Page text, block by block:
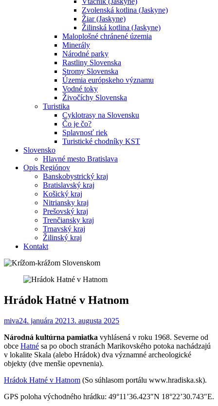
Zvolenská kotlina (Jaskyne)
Žiar (Jaskyne)
Žilinská kotlina (Jaskyne)
Maloplošné chránené územia
Minerály
Národné parky
Rastliny Slovenska
Stromy Slovenska
Územia európskeho významu
Vodné toky
Živočíchy Slovenska
Turistika
Cyklotrasy na Slovensku
Čo je čo?
Splavnosť riek
Turistické chodníky KST
Slovensko
Hlavné mesto Bratislava
Opis Regiónov
Banskobystrický kraj
Bratislavský kraj
Košický kraj
Nitriansky kraj
Prešovský kraj
Trenčiansky kraj
Trnavský kraj
Žilinský kraj
Kontakt
Hrádok Hatné v Hatnom
miva24. januára 20213. augusta 2025
Národná kultúrna pamiatka vyhlásená v roku 1968. Severne od
obce Hatné sa po oboch stranách Marikovského potoka nachádzajú
v lokalite Skala (alebo Hrádok) dva významné archeologické
objekty (dve menšie opevnenia).
Hrádok Hatné v Hatnom (So súhlasom portálu www.hradiska.sk).
GPS poloha východného hrádku: 49°11’36.423″N 18°22’30.743″E.